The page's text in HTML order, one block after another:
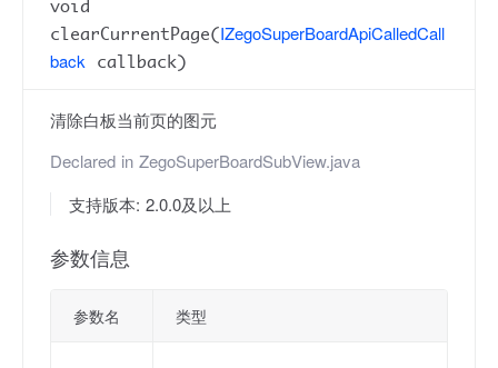
void
clearCurrentPage(IZegoSuperBoardApiCalledCall
back callback)
清除白板当前页的图元
Declared in ZegoSuperBoardSubView.java
支持版本: 2.0.0及以上
参数信息
参数名 类型